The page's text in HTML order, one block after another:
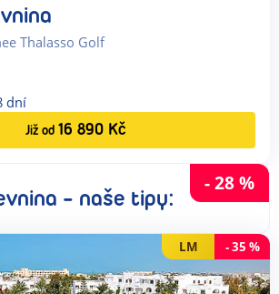
Thalasso Golf
dní
Již od 16 890 Kč
- naše tipy:
-28%
LM -35 %